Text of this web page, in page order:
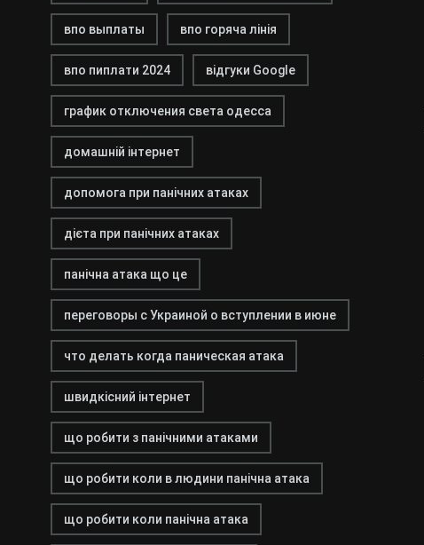
впо выплаты впо горяча лінія
впо пиплати 2024 відгуки Google
график отключения света одесса
домашній інтернет
допомога при панічних атаках
дієта при панічних атаках
панічна атака що це
переговоры с Украиной о вступлении в июне
что делать когда паническая атака
швидкісний інтернет
що робити з панічними атаками
що робити коли в людини панічна атака
що робити коли панічна атака